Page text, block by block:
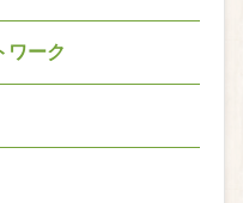
ワーク